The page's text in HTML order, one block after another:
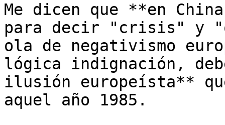
Me dicen que **en
para decir "crisis" y
ola de negativismo
lógica indignación,
ilusión europeísta**
aquel año 1985.